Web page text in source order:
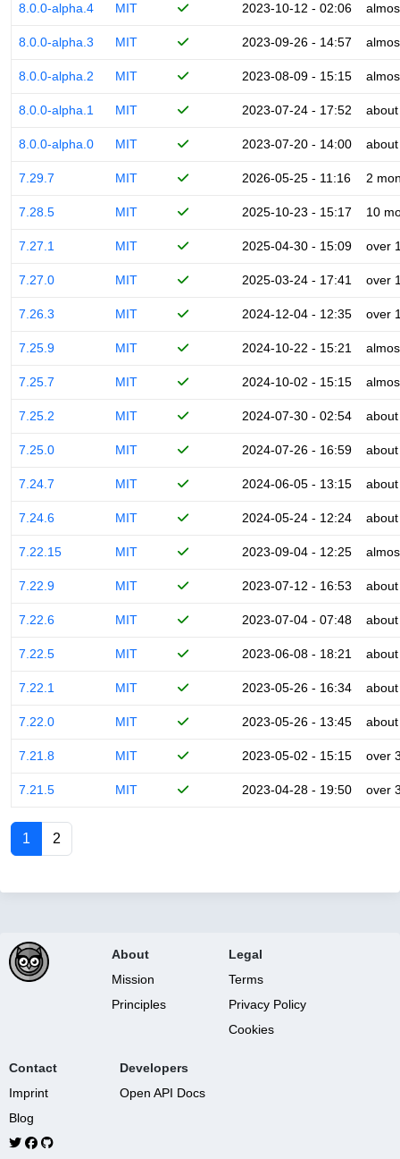
8.0.0-alpha.4 MIT 2023-10-12 - 02:06
8.0.0-alpha.3 MIT 2023-09-26 - 14:57
8.0.0-alpha.2 MIT 2023-08-09 - 15:15
8.0.0-alpha.1 MIT 2023-07-24 - 17:52
8.0.0-alpha.0 MIT 2023-07-20 - 14:00
7.29.7 MIT 2026-05-25 - 11:16 2
7.28.5 MIT 2025-10-23 - 15:17 10
7.27.1 MIT 2025-04-30 - 15:09 over
7.27.0 MIT 2025-03-24 - 17:41 over
7.26.3 MIT 2024-12-04 - 12:35 over
7.25.9 MIT 2024-10-22 - 15:21
7.25.7 MIT 2024-10-02 - 15:15
7.25.2 MIT 2024-07-30 - 02:54
7.25.0 MIT 2024-07-26 - 16:59
7.24.7 MIT 2024-06-05 - 13:15
7.24.6 MIT 2024-05-24 - 12:24
7.22.15 MIT 2023-09-04 - 12:25
7.22.9 MIT 2023-07-12 - 16:53
7.22.6 MIT 2023-07-04 - 07:48
7.22.5 MIT 2023-06-08 - 18:21
7.22.1 MIT 2023-05-26 - 16:34
7.22.0 MIT 2023-05-26 - 13:45
7.21.8 MIT 2023-05-02 - 15:15 over
7.21.5 MIT 2023-04-28 - 19:50 over
1 2
About
Mission
Principles
Legal
Terms
Privacy Policy
Cookies
Contact
Imprint
Blog
Developers
Open API Docs